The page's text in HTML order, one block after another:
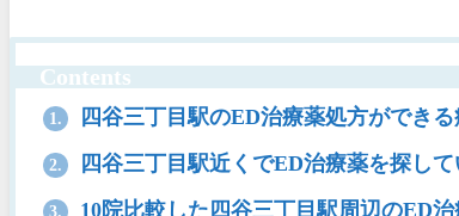
Contents
1. 四谷三丁目駅のED治療薬処方ができ
2. 四谷三丁目駅近くでED治療薬を探し
3. 10院比較した四谷三丁目駅周辺のED